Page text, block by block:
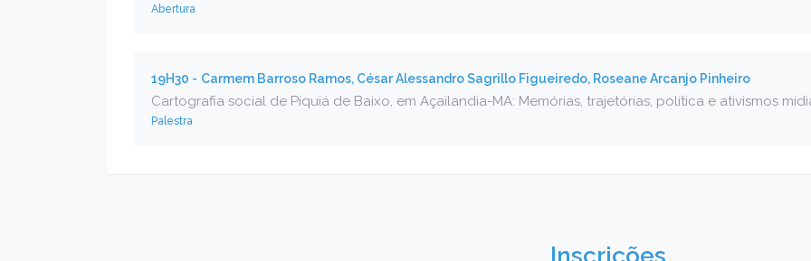
Abertura
19H30 - Carmem Barroso Ramos, César Alessandro Sagrillo Figueiredo, Roseane Arcanjo Pinheiro
Cartografia social de Piquiá de Baixo, em Açailandia-MA: Memórias, trajetórias, política e ativismos
Palestra
Inscrições